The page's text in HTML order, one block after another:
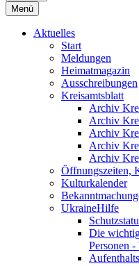
Menü
Aktuelles
Start
Meldungen
Heimatmagazin
Ausschreibungen
Kreisamtsblatt
Archiv
Archiv
Archiv
Archiv
Archiv
Öffnungszeiten,
Kulturkalender
UkraineHilfe
Die
Personen